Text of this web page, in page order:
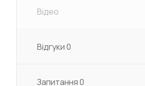
Відео
Відгуки0
Запитання0